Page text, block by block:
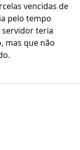
vencidas de
pelo tempo
servidor teria
mas que não